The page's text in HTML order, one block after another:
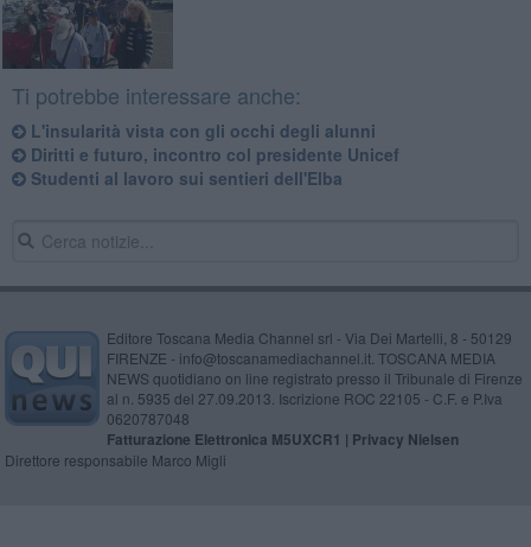
Ti potrebbe interessare anche:
L'insularità vista con gli occhi degli alunni
Diritti e futuro, incontro col presidente Unicef
Studenti al lavoro sui sentieri dell'Elba
Editore Toscana Media Channel srl - Via Dei Martelli, 8 - 50129
FIRENZE - info@toscanamediachannel.it. TOSCANA MEDIA
NEWS quotidiano on line registrato presso il Tribunale di Firenze
al n. 5935 del 27.09.2013. Iscrizione ROC 22105 - C.F. e P.Iva
0620787048
Fatturazione Elettronica M5UXCR1 | Privacy Nielsen
Direttore responsabile Marco Migli